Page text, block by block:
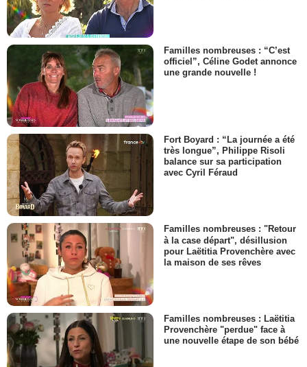
Familles nombreuses : “C’est
officiel”, Céline Godet annonce
une grande nouvelle !
Fort Boyard : “La journée a été
très longue”, Philippe Risoli
balance sur sa participation
avec Cyril Féraud
Familles nombreuses : "Retour
à la case départ", désillusion
pour Laëtitia Provenchère avec
la maison de ses rêves
Familles nombreuses : Laëtitia
Provenchère "perdue" face à
une nouvelle étape de son bébé